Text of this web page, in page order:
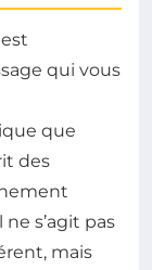
qui vous
que
des
s’agit pas
mais